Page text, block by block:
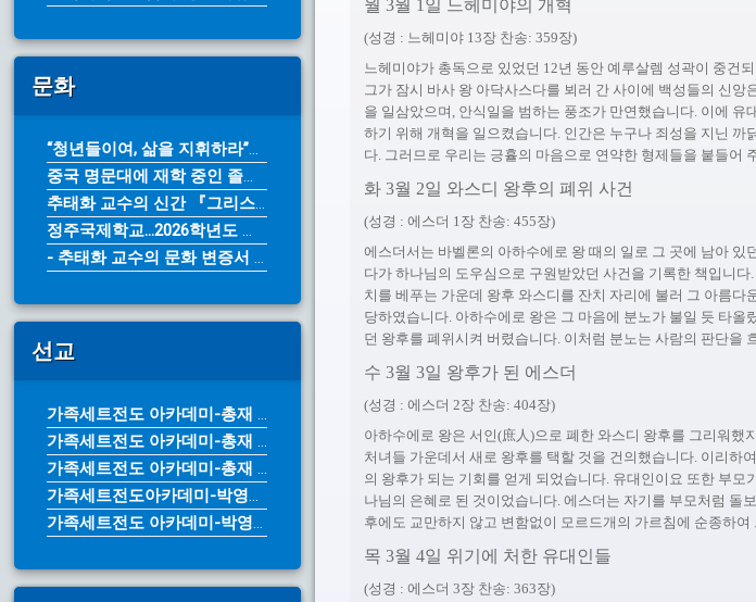
월 3월 1일 느헤미야의 개혁
(성경 : 느헤미야 13장 찬송: 359장)
느헤미야가 총독으로 있었던 12년 동안 예루살렘 성곽이 중건
그가 잠시 바사 왕 아닥사스다를 뵈러 간 사이에 백성들의 신
을 일삼았으며, 안식일을 범하는 풍조가 만연했습니다. 이에
하기 위해 개혁을 일으켰습니다. 인간은 누구나 죄성을 지닌
다. 그러므로 우리는 긍휼의 마음으로 연약한 형제들을 붙들어
화 3월 2일 와스디 왕후의 폐위 사건
(성경 : 에스더 1장 찬송: 455장)
에스더서는 바벨론의 아하수에로 왕 때의 일로 그 곳에 남아
다가 하나님의 도우심으로 구원받았던 사건을 기록한 책입니
치를 베푸는 가운데 왕후 와스디를 잔치 자리에 불러 그 아름
당하였습니다. 아하수에로 왕은 그 마음에 분노가 불일 듯 타올
던 왕후를 폐위시켜 버렸습니다. 이처럼 분노는 사람의 판단을
수 3월 3일 왕후가 된 에스더
(성경 : 에스더 2장 찬송: 404장)
아하수에로 왕은 서인(庶人)으로 폐한 와스디 왕후를 그리워했
처녀들 가운데서 새로 왕후를 택할 것을 건의했습니다. 이리하
의 왕후가 되는 기회를 얻게 되었습니다. 유대인이요 또한 부
나님의 은혜로 된 것이었습니다. 에스더는 자기를 부모처럼 돌
후에도 교만하지 않고 변함없이 모르드개의 가르침에 순종하
목 3월 4일 위기에 처한 유대인들
(성경 : 에스더 3장 찬송: 363장)
문화
“청년들이여, 삶을 지휘하라”… 아르...
중국 명문대에 재학 중인 졸업생들 참...
추태화 교수의 신간 『그리스도인의 영...
정주국제학교...2026학년도 가을학...
- 추태화 교수의 문화 변증서 《그리...
선교
가족세트전도 아카데미-총재 박영수 목...
가족세트전도 아카데미-총재 박영수 목...
가족세트전도 아카데미-총재 박영수 목...
가족세트전도아카데미-박영수 목사
가족세트전도 아카데미-박영수 목사